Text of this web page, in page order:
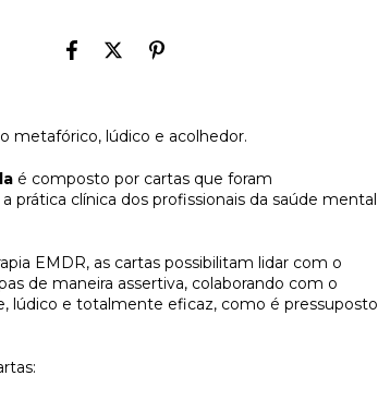
metafórico, lúdico e acolhedor.
é composto por cartas que foram
prática clínica dos profissionais da saúde mental
EMDR, as cartas possibilitam lidar com o
de maneira assertiva, colaborando com o
lúdico e totalmente eficaz, como é pressuposto